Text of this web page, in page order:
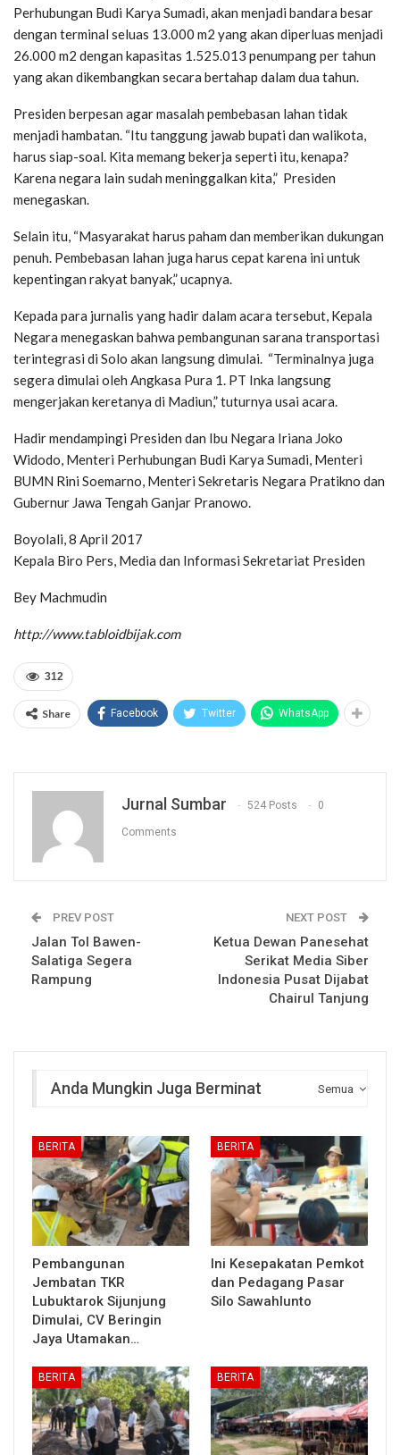
Perhubungan Budi Karya Sumadi, akan menjadi bandara besar
dengan terminal seluas 13.000 m2 yang akan diperluas menjadi
26.000 m2 dengan kapasitas 1.525.013 penumpang per tahun
yang akan dikembangkan secara bertahap dalam dua tahun.
Presiden berpesan agar masalah pembebasan lahan tidak
menjadi hambatan. “Itu tanggung jawab bupati dan walikota,
harus siap-soal. Kita memang bekerja seperti itu, kenapa?
Karena negara lain sudah meninggalkan kita,” Presiden
menegaskan.
Selain itu, “Masyarakat harus paham dan memberikan dukungan
penuh. Pembebasan lahan juga harus cepat karena ini untuk
kepentingan rakyat banyak,” ucapnya.
Kepada para jurnalis yang hadir dalam acara tersebut, Kepala
Negara menegaskan bahwa pembangunan sarana transportasi
terintegrasi di Solo akan langsung dimulai. “Terminalnya juga
segera dimulai oleh Angkasa Pura 1. PT Inka langsung
mengerjakan keretanya di Madiun,” tuturnya usai acara.
Hadir mendampingi Presiden dan Ibu Negara Iriana Joko
Widodo, Menteri Perhubungan Budi Karya Sumadi, Menteri
BUMN Rini Soemarno, Menteri Sekretaris Negara Pratikno dan
Gubernur Jawa Tengah Ganjar Pranowo.
Boyolali, 8 April 2017
Kepala Biro Pers, Media dan Informasi Sekretariat Presiden
Bey Machmudin
http://www.tabloidbijak.com
312
Share Facebook Twitter WhatsApp
Jurnal Sumbar 524 Posts 0
Comments
PREV POST
Jalan Tol Bawen-
Salatiga Segera
Rampung
NEXT POST
Ketua Dewan Panesehat
Serikat Media Siber
Indonesia Pusat Dijabat
Chairul Tanjung
Semua
Anda Mungkin Juga Berminat
BERITA
Pembangunan
Jembatan TKR
Lubuktarok Sijunjung
Dimulai, CV Beringin
Jaya Utamakan…
BERITA
Ini Kesepakatan Pemkot
dan Pedagang Pasar
Silo Sawahlunto
BERITA BERITA